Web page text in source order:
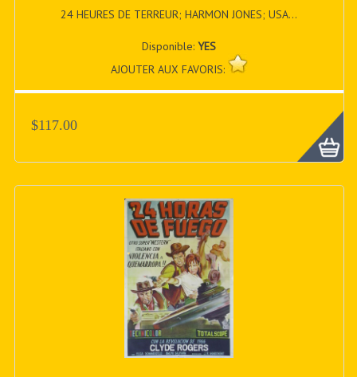
24 HEURES DE TERREUR; HARMON JONES; USA...
Disponible:YES
AJOUTER AUX FAVORIS:
$117.00